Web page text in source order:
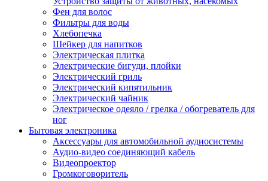
Фен для волос
Фильтры для воды
Хлебопечка
Шейкер для напитков
Электрическая плитка
Электрические бигуди, плойки
Электрический гриль
Электрический кипятильник
Электрический чайник
Электрическое одеяло / грелка / обогреватель для
ног
Бытовая электроника
Аксессуары для автомобильной аудиосистемы
Аудио-видео соединяющий кабель
Видеопроектор
Громкоговоритель